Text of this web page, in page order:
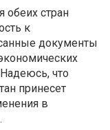
обеих стран
к
документы
что
принесет
в